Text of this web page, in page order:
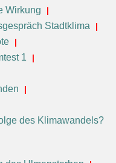
Wirkung
Stadtklima
1
des Klimawandels?